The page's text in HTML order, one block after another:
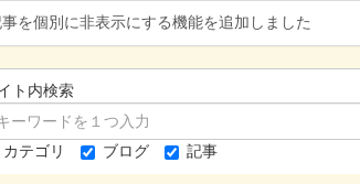
を個別に非表示にする機能を追加しました
ト内検索
カテゴリ ブログ 記事